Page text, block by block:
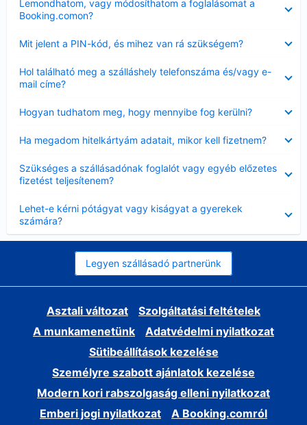
Lemondhatom, vagy módosíthatom a foglalásomat a
Booking.comon?
Mit jelent a PIN-kód, és mihez van rá szükségem?
Hol található meg a szálláshely telefonszáma és/vagy e-
mail címe?
Hogyan tudhatom meg, hogy mennyibe fog kerülni?
Ha megadom hitelkártyám adatait, mikor kell fizetnem?
Szükséges a szállásadónak foglalót vagy egyéb előzetes
fizetést teljesítenem?
Lehet-e kérni pótágyat vagy kiságyat a gyerekek
számára?
Legyen szállásadó partnerünk
Asztali változat
Szolgáltatási feltételek
A munkamenetünk
Adatvédelmi nyilatkozat
Sütibeállítások kezelése
Személyre szabott ajánlatok kezelése
Modern kori rabszolgaság elleni nyilatkozat
Emberi jogi nyilatkozat
A Booking.comról